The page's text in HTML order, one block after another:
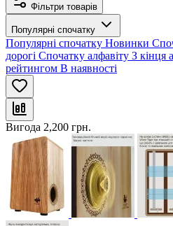
Фільтри товарів
Популярні спочатку
Популярні спочатку Новинки
дорогі Спочатку алфавіту З кінця
рейтингом В наявності
Вигода 2,200 грн.